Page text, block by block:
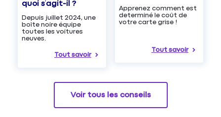
quoi s’agit-il ?
Depuis juillet 2024, une
boîte noire équipe
toutes les voitures
neuves.
Tout savoir
Apprenez comment est
determiné le coût de
votre carte grise !
Tout savoir
Voir tous les conseils